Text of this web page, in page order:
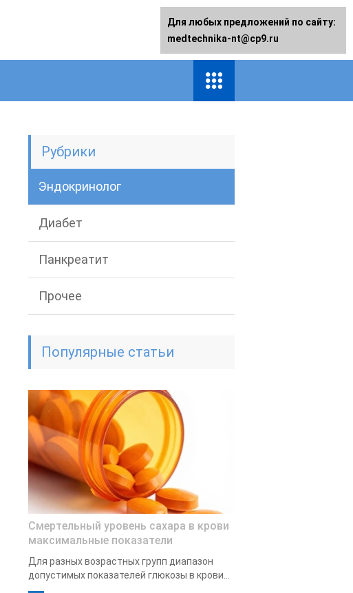
Рубрики
Эндокринолог
Диабет
Панкреатит
Прочее
Популярные статьи
Смертельный уровень сахара в крови
максимальные показатели
Для разных возрастных групп диапазон
допустимых показателей глюкозы в крови...
Для любых предложений по сайту:
medtechnika-nt@cp9.ru